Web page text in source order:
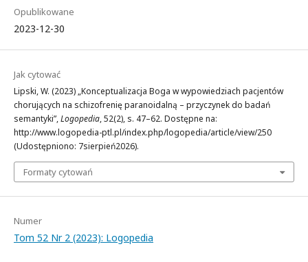
Opublikowane
2023-12-30
Jak cytować
Lipski, W. (2023) „Konceptualizacja Boga w wypowiedziach pacjentów
chorujących na schizofrenię paranoidalną – przyczynek do badań
semantyki”,Logopedia, 52(2), s. 47–62. Dostępne na:
http://www.logopedia-ptl.pl/index.php/logopedia/article/view/250
(Udostępniono: 7sierpień2026).
Formaty cytowań
Numer
Tom 52 Nr 2 (2023): Logopedia